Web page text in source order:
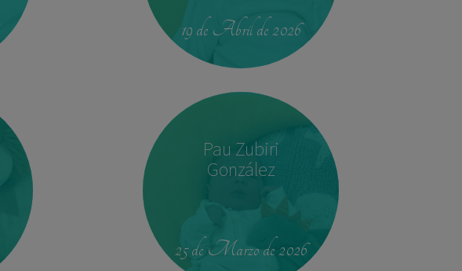
19 de Abril de 2026
Pau Zubiri
González
25 de Marzo de 2026